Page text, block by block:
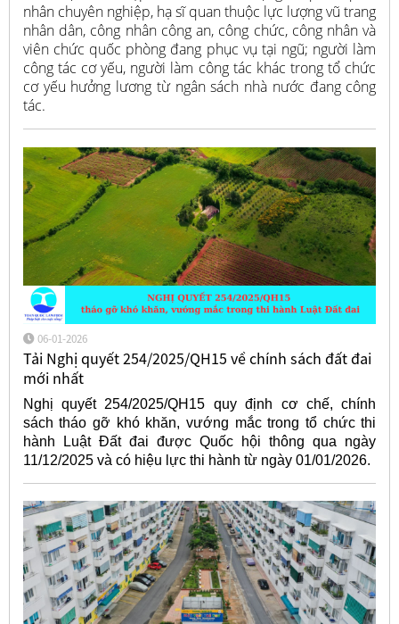
nhân chuyên nghiệp, hạ sĩ quan thuộc lực lượng vũ trang
nhân dân, công nhân công an, công chức, công nhân và
viên chức quốc phòng đang phục vụ tại ngũ; người làm
công tác cơ yếu, người làm công tác khác trong tổ chức
cơ yếu hưởng lương từ ngân sách nhà nước đang công
tác.
06-01-2026
Tải Nghị quyết 254/2025/QH15 về chính sách đất đai
mới nhất
Nghị quyết 254/2025/QH15 quy định cơ chế, chính
sách tháo gỡ khó khăn, vướng mắc trong tổ chức thi
hành Luật Đất đai được Quốc hội thông qua ngày
11/12/2025 và có hiệu lực thi hành từ ngày 01/01/2026.